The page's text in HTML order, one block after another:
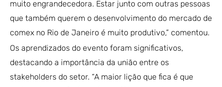
muito engrandecedora. Estar junto com outras pessoas
que também querem o desenvolvimento do mercado de
comex no Rio de Janeiro é muito produtivo,” comentou.
Os aprendizados do evento foram significativos,
destacando a importância da união entre os
stakeholders do setor. “A maior lição que fica é que